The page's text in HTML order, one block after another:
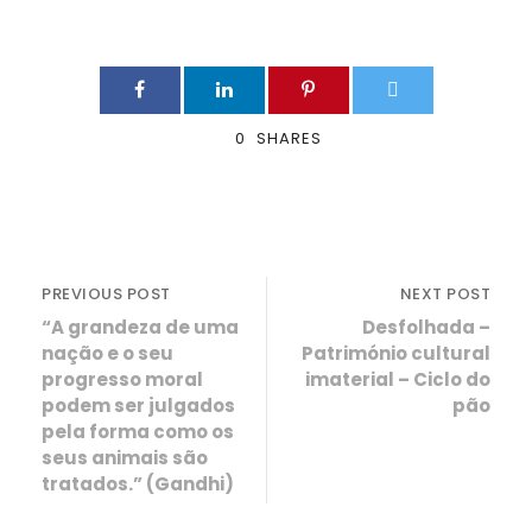
0 SHARES
PREVIOUS POST
“A grandeza de uma
nação e o seu
progresso moral
podem ser julgados
pela forma como os
seus animais são
tratados.” (Gandhi)
NEXT POST
Desfolhada –
Património cultural
imaterial – Ciclo do
pão